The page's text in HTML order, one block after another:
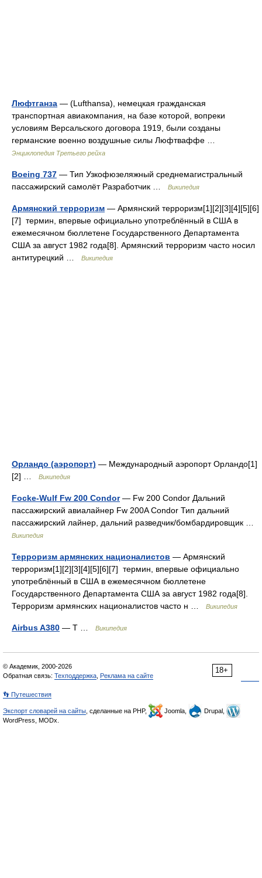
Люфтганза — (Lufthansa), немецкая гражданская
транспортная авиакомпания, на базе которой, вопреки
условиям Версальского договора 1919, были созданы
германские военно воздушные силы Люфтваффе …
Энциклопедия Третьего рейха
Boeing 737 — Тип Узкофюзеляжный среднемагистральный
пассажирский самолёт Разработчик …
Википедия
Армянский терроризм — Армянский терроризм[1][2][3][4][5][6]
[7] термин, впервые официально употреблённый в США в
ежемесячном бюллетене Государственного Департамента
США за август 1982 года[8]. Армянский терроризм часто носил
антитурецкий …
Википедия
Орландо (аэропорт) — Международный аэропорт Орландо[1]
[2] …
Википедия
Focke-Wulf Fw 200 Condor— Fw 200 Сondor Дальний
пассажирский авиалайнер Fw 200A Condor Тип дальний
пассажирский лайнер, дальний разведчик/бомбардировщик …
Википедия
Терроризм армянских националистов — Армянский
терроризм[1][2][3][4][5][6][7] термин, впервые официально
употреблённый в США в ежемесячном бюллетене
Государственного Департамента США за август 1982 года[8].
Терроризм армянских националистов часто н …
Википедия
Airbus A380 — Т … Википедия
18+
© Академик, 2000-2026
Обратная связь: Техподдержка Реклама на сайте
👣 Путешествия
Экспорт словарей на сайты , сделанные на PHP, Joomla,
Drupal,
WordPress, MODx.